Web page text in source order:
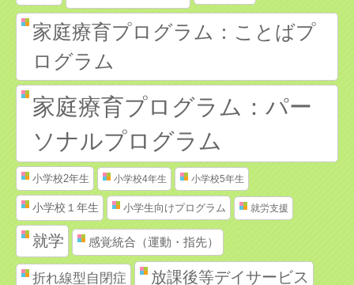
家庭療育プログラム：ことばプ
ログラム
家庭療育プログラム：パー
ソナルプログラム
小学校2年生 小学校4年生 小学校5年生
小学校１年生 小学生向けプログラム 就労支援
就学 感覚統合（運動・指先）
折れ線型自閉症 放課後等デイサービス